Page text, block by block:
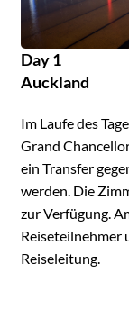
Day 1
Auckland
Im Laufe des
Grand
ein Transfer
werden. Die
zur Verfügung.
Reiseteilnehmer
Reiseleitung.